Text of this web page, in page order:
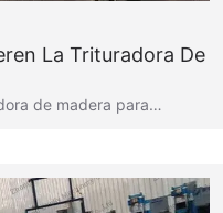
La Trituradora De
de madera para…